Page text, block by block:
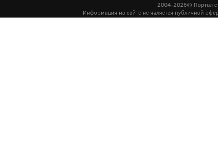
2004-2026© Портал
Информация на сайте не является публичной